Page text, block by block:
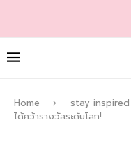
Home stay inspired
ได้คว้ารางวัลระดับโลก!